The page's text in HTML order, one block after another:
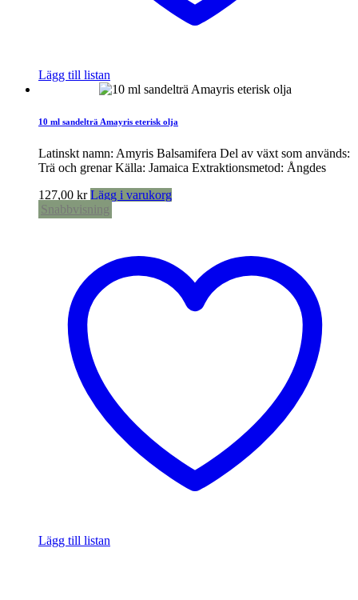
Lägg till listan
10 ml sandelträ Amayris eterisk olja
Latinskt namn: Amyris Balsamifera Del av växt som används:
Trä och grenar Källa: Jamaica Extraktionsmetod: Ångdes
127,00 kr Lägg i varukorg
Snabbvisning
Lägg till listan